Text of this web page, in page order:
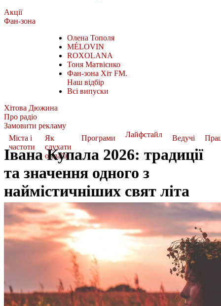
Акції
Фан-зона
Олена Тополя
MÉLOVIN
ROXOLANA
Тоня Матвієнко
Фан-зона Хіт FM.
Наш відбір
Всі випуски
Хітова Дюжина
Про радіо
Замовити рекламу
Міста і
частоти
Як
слухати
онлайн
Програми Лайфстайл Ведучі
Івана Купала 2026: традиції
та значення одного з
наймістичніших свят літа